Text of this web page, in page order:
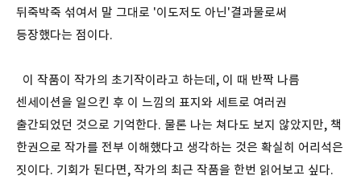
뒤죽박죽 섞여서 말 그대로 '이도저도 아닌'결과물로써
등장했다는 점이다.
이 작품이 작가의 초기작이라고 하는데, 이 때 반짝 나름
센세이션을 일으킨 후 이 느낌의 표지와 세트로 여러권
출간되었던 것으로 기억한다. 물론 나는 쳐다도 보지 않았지만, 책
한권으로 작가를 전부 이해했다고 생각하는 것은 확실히 어리석은
짓이다. 기회가 된다면, 작가의 최근 작품을 한번 읽어보고 싶다.